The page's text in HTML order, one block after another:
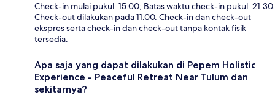
Check-in mulai pukul: 15.00; Batas waktu check-in pukul: 21.30.
Check-out dilakukan pada 11.00. Check-in dan check-out
ekspres serta check-in dan check-out tanpa kontak fisik
tersedia.
Apa saja yang dapat dilakukan di Pepem Holistic
Experience - Peaceful Retreat Near Tulum dan
sekitarnya?